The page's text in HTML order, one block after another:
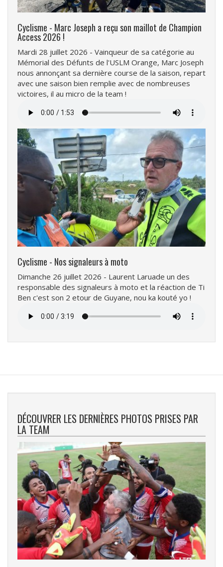
Cyclisme - Marc Joseph a reçu son maillot de Champion
Access 2026 !
Mardi 28 juillet 2026 - Vainqueur de sa catégorie au
Mémorial des Défunts de l'USLM Orange, Marc Joseph
nous annonçant sa dernière course de la saison, repart
avec une saison bien remplie avec de nombreuses
victoires, il au micro de la team !
audio
Cyclisme - Nos signaleurs à moto
Dimanche 26 juillet 2026 - Laurent Laruade un des
responsable des signaleurs à moto et la réaction de Ti
Ben c'est son 2 etour de Guyane, nou ka kouté yo !
audio
DÉCOUVRER LES DERNIÈRES PHOTOS PRISES PAR
LA TEAM